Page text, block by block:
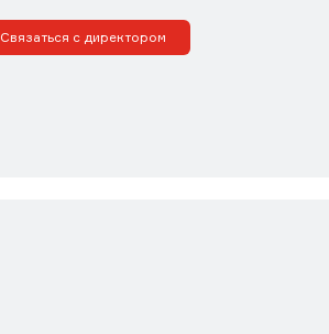
Связаться с директором